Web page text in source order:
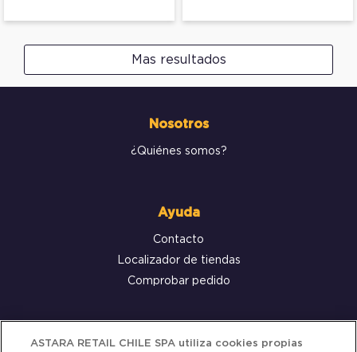
Mas resultados
Nosotros
¿Quiénes somos?
Ayuda
Contacto
Localizador de tiendas
Comprobar pedido
Servicio al cliente
ASTARA RETAIL CHILE SPA utiliza cookies propias